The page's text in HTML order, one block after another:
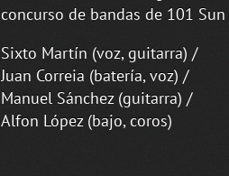
concurso de bandas de 101
Sixto Martín (voz, guitarra) /
Juan Correia (batería, voz) /
Manuel Sánchez (guitarra) /
Alfon López (bajo, coros)